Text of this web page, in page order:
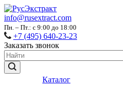
info@rusextract.com
Пн. – Пт.: с 9:00 до 18:00
+7 (495) 640-23-23
Заказать звонок
Каталог